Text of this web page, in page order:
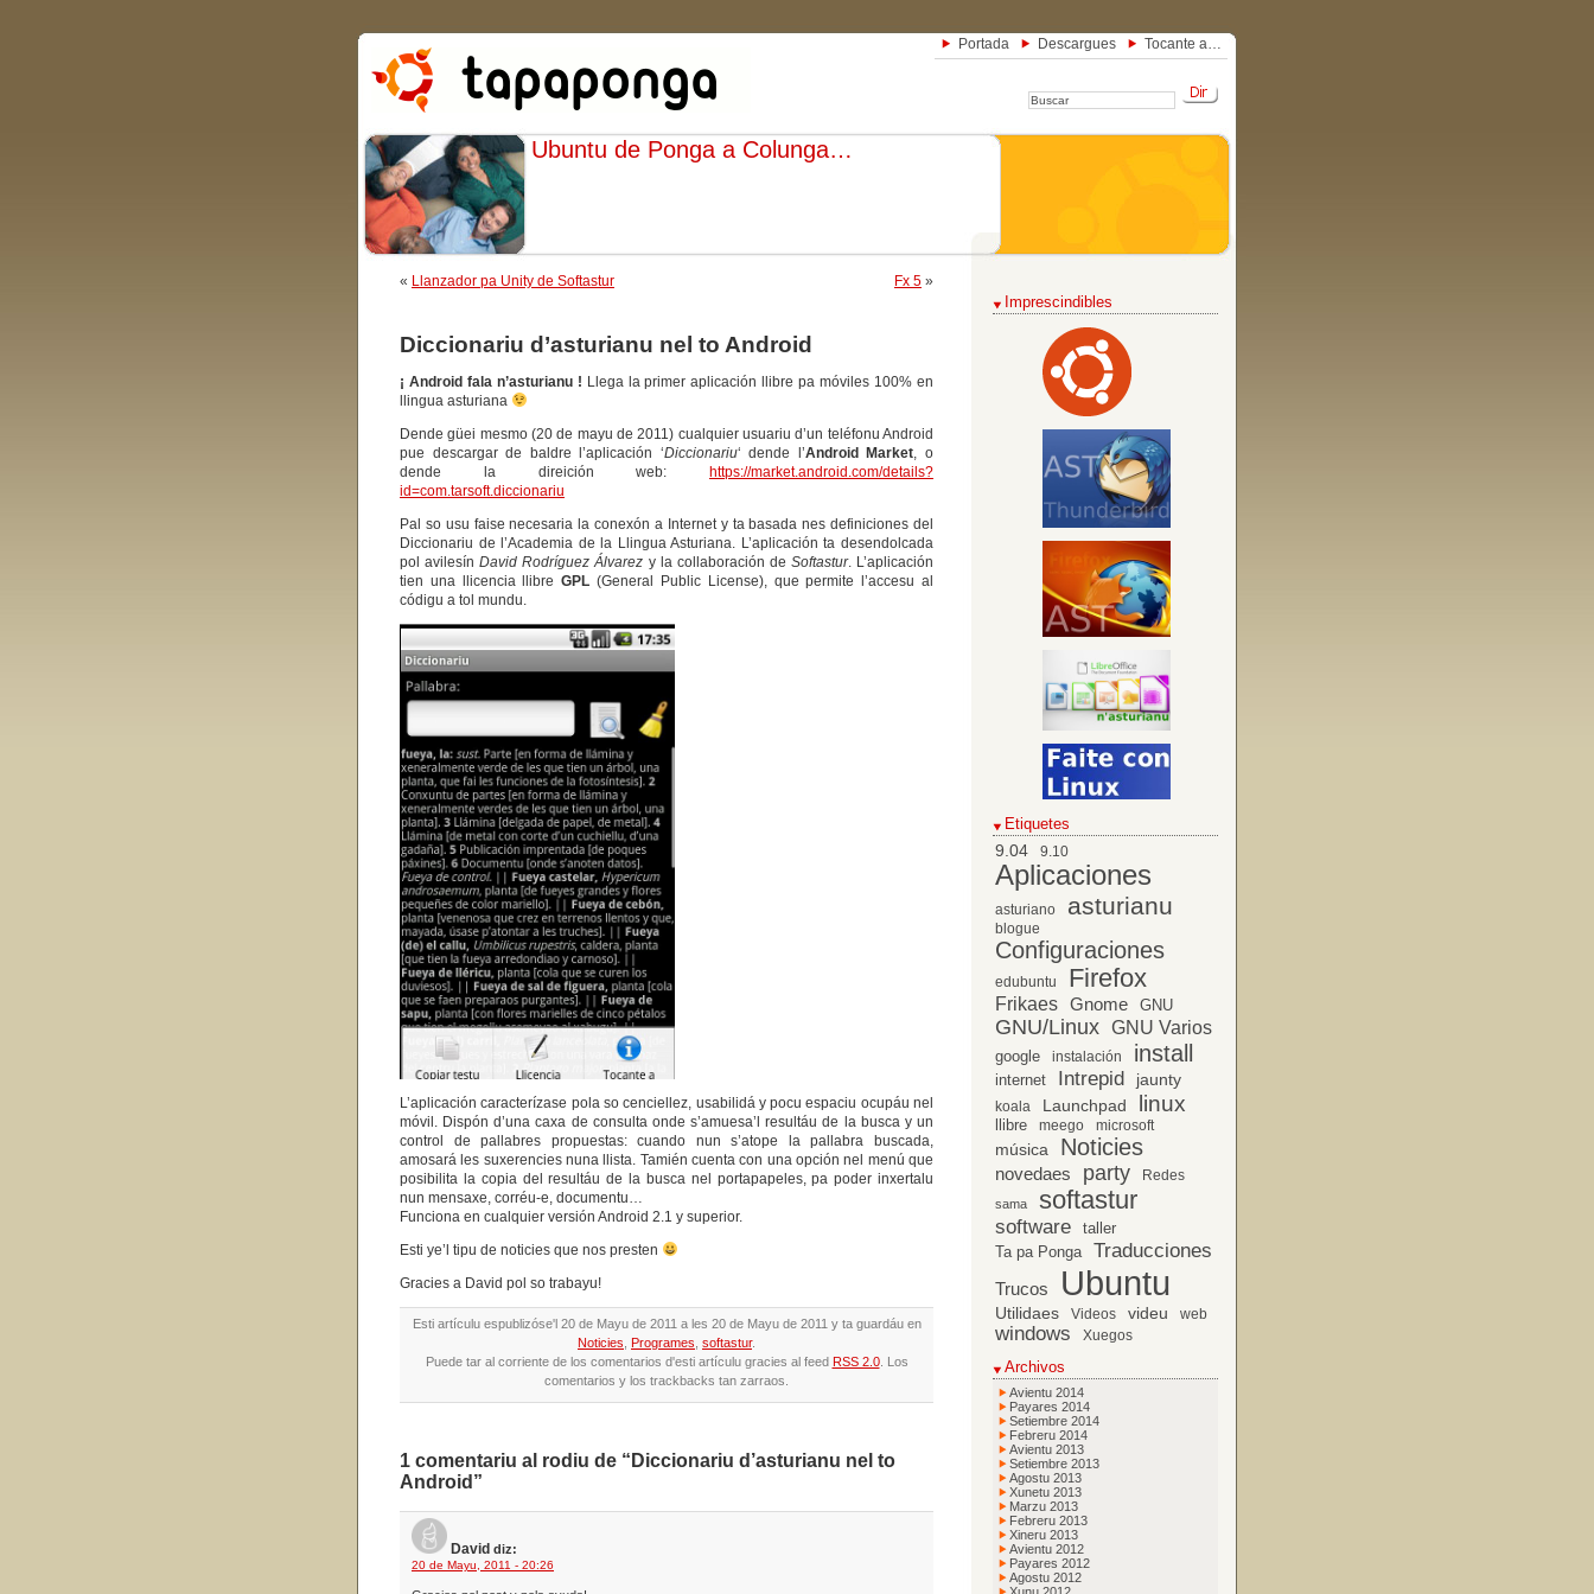
Portada Descargues Tocante a…
Ubuntu de Ponga a Colunga…
« Llanzador pa Unity de Softastur Fx 5 »
Diccionariu d’asturianu nel to Android
¡ Android fala n’asturianu ! Llega la primer aplicación llibre pa móviles 100% en
llingua asturiana
Dende güei mesmo (20 de mayu de 2011) cualquier usuariu d’un teléfonu Android
pue descargar de baldre l’aplicación ‘Diccionariu‘ dende l’Android Market, o
dende la direición web: https://market.android.com/details?
id=com.tarsoft.diccionariu
Pal so usu faise necesaria la conexón a Internet y ta basada nes definiciones del
Diccionariu de l’Academia de la Llingua Asturiana. L’aplicación ta desendolcada
pol avilesínDavid Rodríguez Álvarez y la collaboración de Softastur. L’aplicación
tien una llicencia llibreGPL (General Public License), que permite l’accesu al
códigu a tol mundu.
L’aplicación caracterízase pola so cenciellez, usabilidá y pocu espaciu ocupáu nel
móvil. Dispón d’una caxa de consulta onde s’amuesa’l resultáu de la busca y un
control de pallabres propuestas: cuando nun s’atope la pallabra buscada,
amosará les suxerencies nuna llista. Tamién cuenta con una opción nel menú que
posibilita la copia del resultáu de la busca nel portapapeles, pa poder inxertalu
nun mensaxe, corréu-e, documentu…
Funciona en cualquier versión Android 2.1 y superior.
Esti ye’l tipu de noticies que nos presten
Gracies a David pol so trabayu!
Esti artículu espublizóse'l 20 de Mayu de 2011 a les 20 de Mayu de 2011 y ta guardáu en
Noticies Programes softastur.
Puede tar al corriente de los comentarios d'esti artículu gracies al feed RSS 2.0. Los
comentarios y los trackbacks tan zarraos.
1 comentariu al rodiu de “Diccionariu d’asturianu nel to
Android”
David diz:
20 de Mayu, 2011 - 20:26
Imprescindibles
Etiquetes
9.04
9.10
Aplicaciones
asturiano asturianu
blogue
Configuraciones
edubuntu Firefox
Frikaes Gnome GNU
GNU/Linux GNU Varios
google instalación install
internet Intrepid jaunty
koala Launchpad linux
llibre meego microsoft
música Noticies
novedaes party Redes
sama softastur
software
taller
Ta pa Ponga
Traducciones
Trucos Ubuntu
Utilidaes Videos videu web
windows Xuegos
Archivos
Avientu 2014
Payares 2014
Setiembre 2014
Febreru 2014
Avientu 2013
Setiembre 2013
Agostu 2013
Xunetu 2013
Marzu 2013
Febreru 2013
Xineru 2013
Avientu 2012
Payares 2012
Agostu 2012